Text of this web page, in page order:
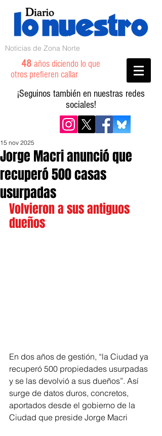
Noticias de Zona Norte
48 años diciendo lo que
otros prefieren callar
¡Seguinos también en nuestras redes
sociales!
Jorge Macri anunció que
recuperó 500 casas
usurpadas
15 nov 2025
Volvieron a sus antiguos
dueños
En dos años de gestión, “la Ciudad ya
recuperó 500 propiedades usurpadas
y se las devolvió a sus dueños”. Así
surge de datos duros, concretos,
aportados desde el gobierno de la
Ciudad que preside Jorge Macri